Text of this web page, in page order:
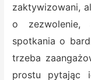
zaktywizowani,
o
spotkania o
trzeba
prostu pytając